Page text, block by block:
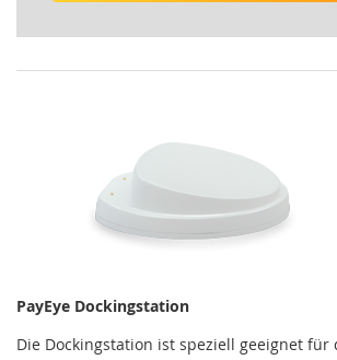
PayEye Dockingstation
Die Dockingstation ist speziell geeignet für